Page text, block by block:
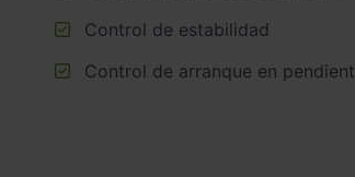
Control de estabilidad
Control de arranque en